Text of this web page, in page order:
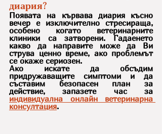
диария?
Появата на кървава диария късно
вечер е изключително стресираща,
особено когато ветеринарните
клиники са затворени. Гадаенето
какво да направите може да Ви
струва ценно време, ако проблемът
се окаже сериозен.
Ако искате да обсъдим
придружаващите симптоми и да
съставим безопасен план за
индивидуална онлайн ветеринарна
консултация.